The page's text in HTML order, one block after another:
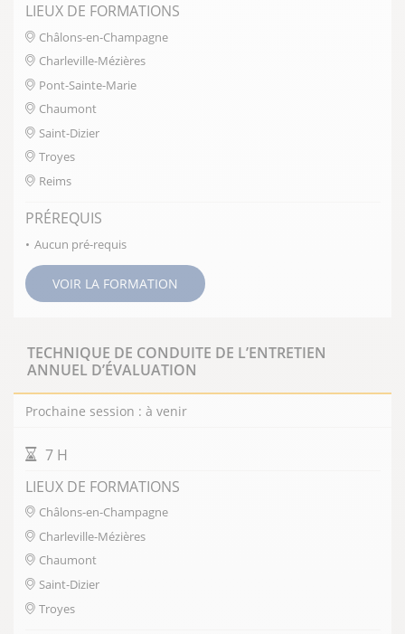
LIEUX DE FORMATIONS
Châlons-en-Champagne
Charleville-Mézières
Pont-Sainte-Marie
Chaumont
Saint-Dizier
Troyes
Reims
PRÉREQUIS
Aucun pré-requis
VOIR LA FORMATION
TECHNIQUE DE CONDUITE DE L’ENTRETIEN
ANNUEL D’ÉVALUATION
Prochaine session : à venir
DURÉE DE LA FORMATION
7 H
LIEUX DE FORMATIONS
Châlons-en-Champagne
Charleville-Mézières
Chaumont
Saint-Dizier
Troyes